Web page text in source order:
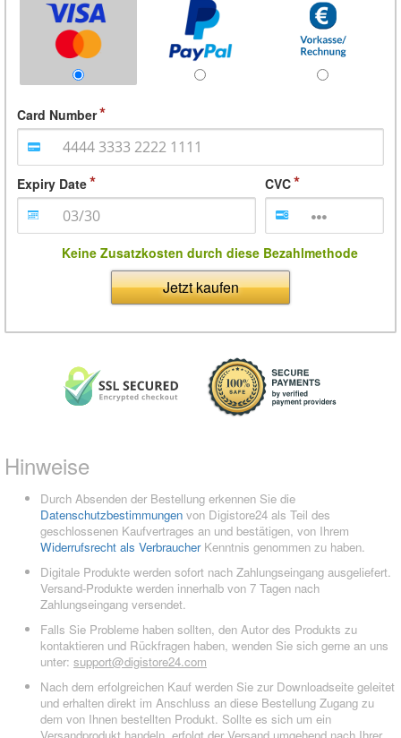
Card Number
Expiry Date CVC
Keine Zusatzkosten durch diese Bezahlmethode
Jetzt kaufen
Hinweise
Durch Absenden der Bestellung erkennen Sie die
Datenschutzbestimmungen von Digistore24 als Teil des
geschlossenen Kaufvertrages an und bestätigen, von Ihrem
Widerrufsrecht als VerbraucherKenntnis genommen zu haben.
Digitale Produkte werden sofort nach Zahlungseingang ausgeliefert.
Versand-Produkte werden innerhalb von 7 Tagen nach
Zahlungseingang versendet.
Falls Sie Probleme haben sollten, den Autor des Produkts zu
kontaktieren und Rückfragen haben, wenden Sie sich gerne an uns
unter: support@digistore24.com
Nach dem erfolgreichen Kauf werden Sie zur Downloadseite geleitet
und erhalten direkt im Anschluss an diese Bestellung Zugang zu
dem von Ihnen bestellten Produkt. Sollte es sich um ein